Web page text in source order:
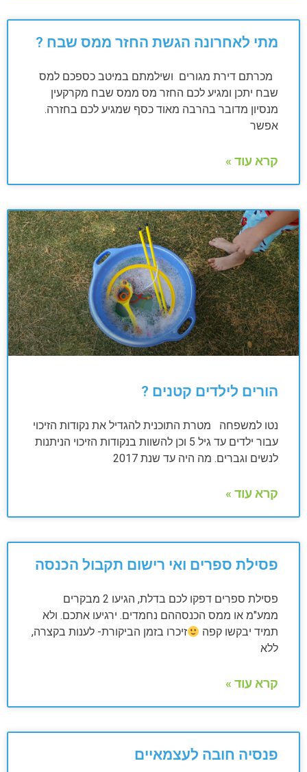
מתי לאחרונה הגשת החזר ממס שבח ?
מכרתם דירת מגורים ושילמתם במיטב כספכם למס
שבח יתכן ומגיע לכם החזר מס ממס שבח מקרקעין
מנסיון מדובר בהרבה מאוד כסף שמגיע לכם בחזרה.
אפשר
קרא עוד »
הורים לילדים קטנים ?
נטו למשפחה מטרת התוכנית להגדיל את נקודות הזיכוי
עבור ילדים עד גיל 5 וכן להשוות בנקודות הזיכוי הניתנות
לנשים וגברים. מה היה עד שנת 2017
קרא עוד »
פסילת ספרים ואי רישום תקבול הכנסה
פסילת ספרים דפקו לכם בדלת, הגיעו 2 מבקרים
ממע"מ או ממס הכנסההם נחמדים. ירגיעו אתכם. ולא
תמיד יבקשו קפה
זיכרו בזמן הביקורת- לענות בקצרה,
ללא
קרא עוד »
פנסיה חובה לעצמאיים